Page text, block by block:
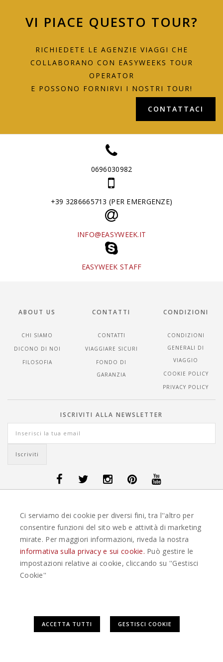
VI PIACE QUESTO TOUR?
RICHIEDETE LE AGENZIE VIAGGI CHE
COLLABORANO CON EASYWEEKS TOUR
OPERATOR
E POSSONO FORNIRVI I NOSTRI TOUR!
CONTATTACI
0696030982
+39 3286665713 (PER EMERGENZE)
INFO@EASYWEEK.IT
EASYWEEK STAFF
ABOUT US
CHI SIAMO
DICONO DI NOI
FILOSOFIA
CONTATTI
CONTATTI
VIAGGIARE SICURI
FONDO DI
GARANZIA
CONDIZIONI
CONDIZIONI
GENERALI DI
VIAGGIO
COOKIE POLICY
PRIVACY POLICY
ISCRIVITI ALLA NEWSLETTER
VIAGGI GUATEMALA -OFFERTE VIAGGI ISLANDA -OFFERTE VIAGGI
OFFERTE VIAGGI MAURITIUS OFFERTE VIAGGI MESSICO
OFFERTE VIAGGI NORVEGIA- OFFERTE VIAGGI PORTOGALLO-
OFFERTE VIAGGI SEYCHELLES-OFFERTE VIAGGI SPAGNA-OFFERTE
EASYWEEKS TOUR OPERATOR © 2026 COPYRIGHT EASYWEEK. TUTTI I DIRITTI
RISERVATI |
Ci serviamo dei cookie per diversi fini, tra l''altro per
consentire funzioni del sito web e attività di marketing
mirate. Per maggiori informazioni, riveda la nostra
informativa sulla privacy e sui cookie. Può gestire le
impostazioni relative ai cookie, cliccando su ''Gestisci
Cookie''
ACCETTA TUTTI GESTISCI COOKIE
Questo plugin utilizza cookie per raccogliere dati e cookie di